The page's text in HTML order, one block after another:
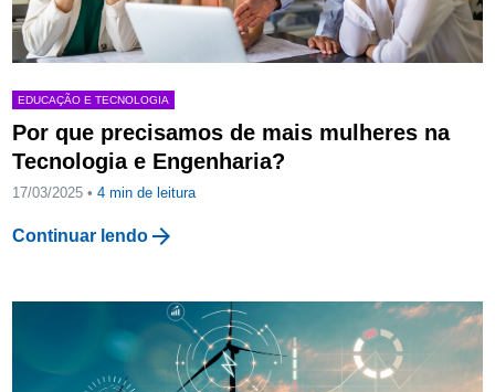
EDUCAÇÃO E TECNOLOGIA
Por que precisamos de mais mulheres na
Tecnologia e Engenharia?
17/03/2025 •4 min de leitura
Continuar lendo arrow_forward